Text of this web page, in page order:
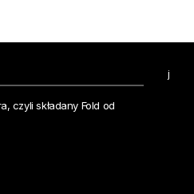
czyli składany Fold od
j